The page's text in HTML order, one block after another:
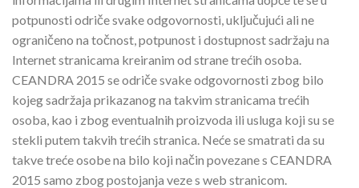
potpunosti odriče svake odgovornosti, uključujući ali ne
ograničeno na točnost, potpunost i dostupnost sadržaju na
Internet stranicama kreiranim od strane trećih osoba.
CEANDRA 2015 se odriče svake odgovornosti zbog bilo
kojeg sadržaja prikazanog na takvim stranicama trećih
osoba, kao i zbog eventualnih proizvoda ili usluga koji su se
stekli putem takvih trećih stranica. Neće se smatrati da su
takve treće osobe na bilo koji način povezane s CEANDRA
2015 samo zbog postojanja veze s web stranicom.